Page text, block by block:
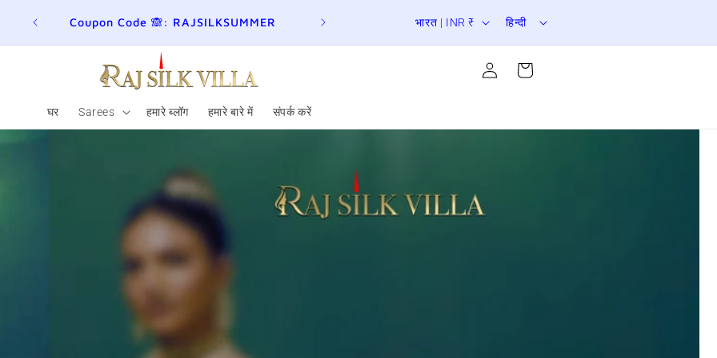
Join here for Whatsapp Updates Summer Sale is Live | Upto 70% Off
दे
श
त्र
भारत | INR ₹
भा
षा
हिन्दी
घर Sarees हमारे ब्लॉग हमारे बारे में संपर्क करें
लॉग
इन
कार्ट